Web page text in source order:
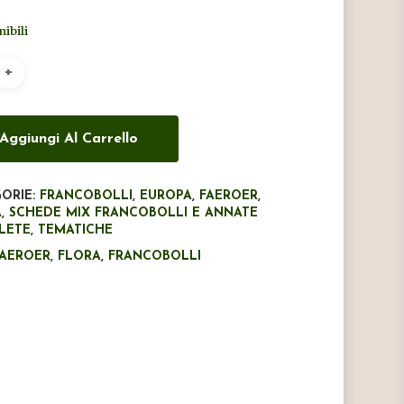
originale
Aggiungi Al Carrello
FRANCOBOLLI, EUROPA, FAEROER,
,SCHEDE MIX FRANCOBOLLI E ANNATE
, TEMATICHE
, FLORA, FRANCOBOLLI